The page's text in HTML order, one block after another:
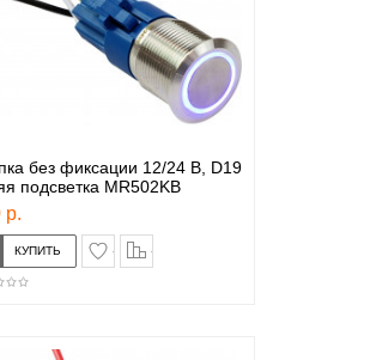
без фиксации 12/24 В, D19
подсветка MR502KB
р.
в закладки